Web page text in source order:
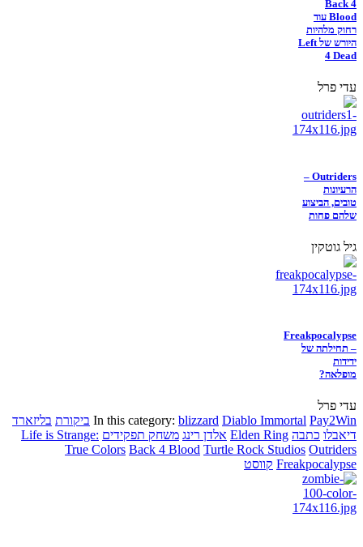
Back 4
Blood עוד
רחוק מלהיות
היורש של Left
4 Dead
עדי פרל
Outriders –
הרעיונות
טובים, הביצוע
שלהם פחות
גיל גוטקין
Freakpocalypse
– תחילתה של
ידידות
מופלאה?
עדי פרל
In this category: blizzard Diablo Immortal Pay2Win ביקורת בליזארד
דיאבלו כתבה Elden Ring אלדן רינג משחק תפקידים Life is Strange:
True Colors Back 4 Blood Turtle Rock Studios Outriders
Freakpocalypse קווסט